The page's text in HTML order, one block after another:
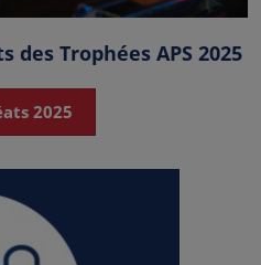
des Trophées APS 2025
2025